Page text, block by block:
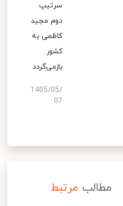
سرتیپ
دوم مجید
کاظمی به
کشور
بازمی‌گردد
1405/05/
07
مطالب مرتبط